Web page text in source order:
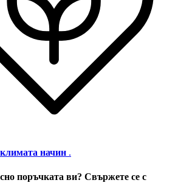
климата начин .
поръчката ви? Свържете се с